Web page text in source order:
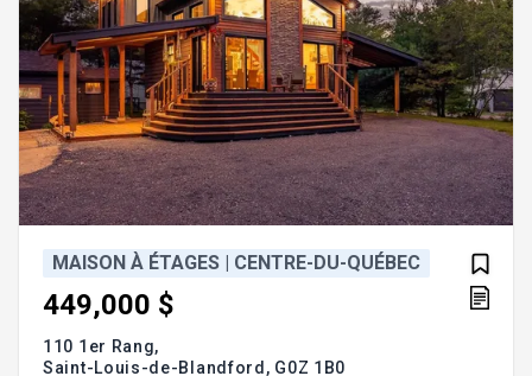
MAISON À ÉTAGES | CENTRE-DU-QUÉBEC
449,000 $
110 1er Rang,
Saint-Louis-de-Blandford, G0Z 1B0